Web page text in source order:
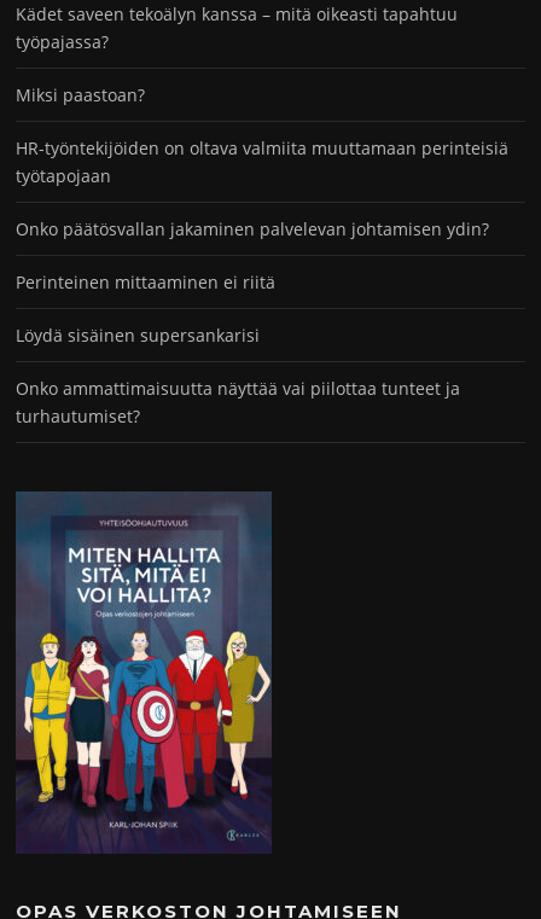
Kädet saveen tekoälyn kanssa – mitä oikeasti tapahtuu
työpajassa?
Miksi paastoan?
HR-työntekijöiden on oltava valmiita muuttamaan perinteisiä
työtapojaan
Onko päätösvallan jakaminen palvelevan johtamisen ydin?
Perinteinen mittaaminen ei riitä
Löydä sisäinen supersankarisi
Onko ammattimaisuutta näyttää vai piilottaa tunteet ja
turhautumiset?
OPAS VERKOSTON JOHTAMISEEN